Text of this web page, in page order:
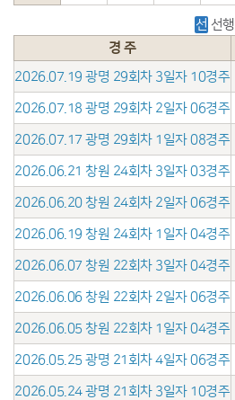
선 선행
경 주
2026.07.19 광명 29회차 3일자 10경주
2026.07.18 광명 29회차 2일자 06경주
2026.07.17 광명 29회차 1일자 08경주
2026.06.21 창원 24회차 3일자 03경주
2026.06.20 창원 24회차 2일자 06경주
2026.06.19 창원 24회차 1일자 04경주
2026.06.07 창원 22회차 3일자 04경주
2026.06.06 창원 22회차 2일자 06경주
2026.06.05 창원 22회차 1일자 04경주
2026.05.25 광명 21회차 4일자 06경주
2026.05.24 광명 21회차 3일자 10경주